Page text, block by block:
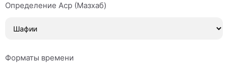
Определение Аср (Мазхаб)
Форматы времени